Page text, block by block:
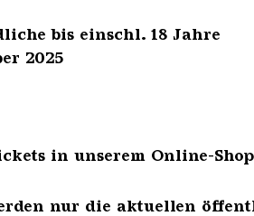
bis einschl.
2025
in unserem Online-
nur die aktuellen